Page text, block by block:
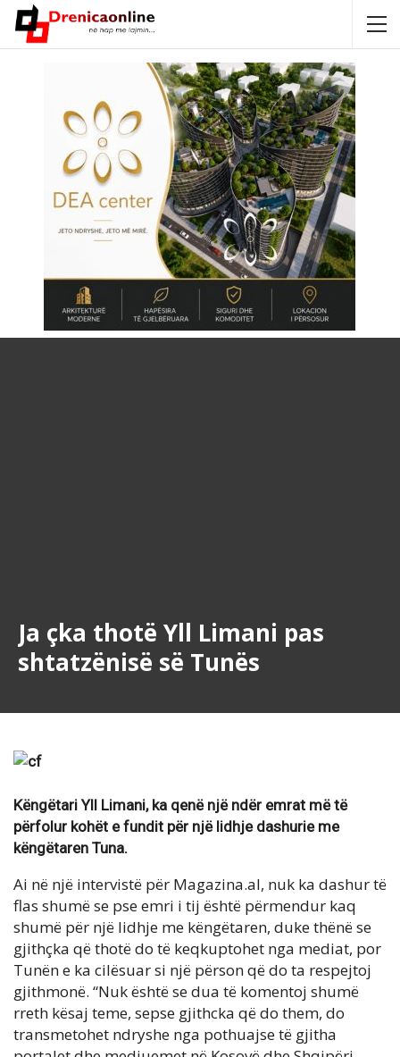
Ja çka thotë Yll Limani pas
shtatzënisë së Tunës
Këngëtari Yll Limani, ka qenë një ndër emrat më të
përfolur kohët e fundit për një lidhje dashurie me
këngëtaren Tuna.
Ai në një intervistë për Magazina.al, nuk ka dashur të
flas shumë se pse emri i tij është përmendur kaq
shumë për një lidhje me këngëtaren, duke thënë se
gjithçka që thotë do të keqkuptohet nga mediat, por
Tunën e ka cilësuar si një përson që do ta respejtoj
gjithmonë. “Nuk është se dua të komentoj shumë
rreth kësaj teme, sepse gjithcka që do them, do
transmetohet ndryshe nga pothuajse të gjitha